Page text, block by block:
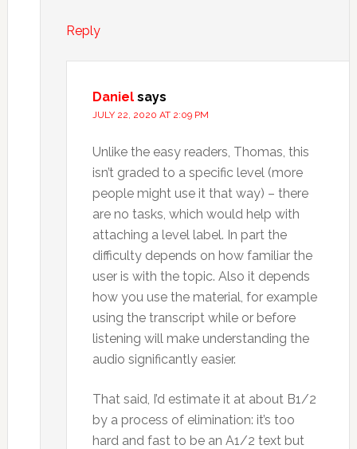
Reply
Daniel says
JULY 22, 2020 AT 2:09 PM
Unlike the easy readers, Thomas, this
isn’t graded to a specific level (more
people might use it that way) – there
are no tasks, which would help with
attaching a level label. In part the
difficulty depends on how familiar the
user is with the topic. Also it depends
how you use the material, for example
using the transcript while or before
listening will make understanding the
audio significantly easier.
That said, I’d estimate it at about B1/2
by a process of elimination: it’s too
hard and fast to be an A1/2 text but